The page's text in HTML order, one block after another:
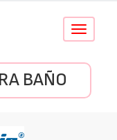
Conmutar
BAÑO